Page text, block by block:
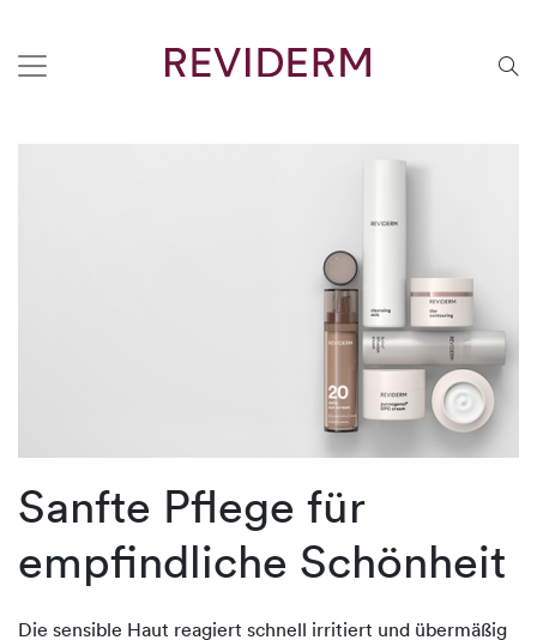
Sanfte Pflege für
empfindliche Schönheit
Die sensible Haut reagiert schnell irritiert und übermäßig